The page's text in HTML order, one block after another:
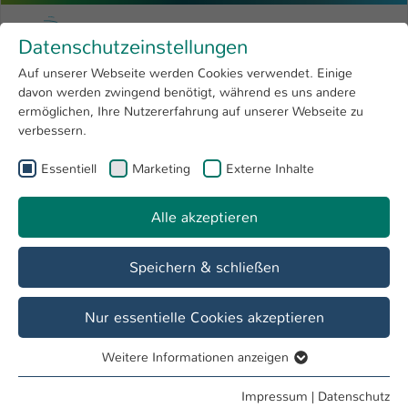
Menu
Forschung 4
Open submenu
Hochschule
International
Zum Hauptinhalt springen
Hochschule Kaiserslautern
Sie sind hier:
Suche
Personenverzeichnis
Studiengänge
Datenschutzeinstellungen
Auf unserer Webseite werden Cookies verwendet. Einige
davon werden zwingend benötigt, während es uns andere
ermöglichen, Ihre Nutzererfahrung auf unserer Webseite zu
verbessern.
Essentiell Marketing Externe Inhalte
Alle akzeptieren
Speichern & schließen
Nur essentielle Cookies akzeptieren
Essentielle Cookies werden für grundlegende Funktionen
Weitere Informationen anzeigen
Impressum | Datenschutz